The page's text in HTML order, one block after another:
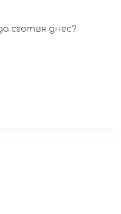
сготвя днес?